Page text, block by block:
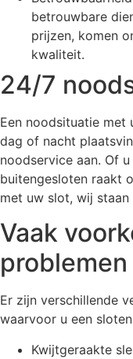
betrouwbare
prijzen, komen
kwaliteit.
24/7
Een noodsituatie met
dag of nacht
noodservice aan. Of
buitengesloten raakt
met uw slot, wij
Vaak
problemen
Er zijn verschillende
waarvoor u een
Kwijtgeraakte